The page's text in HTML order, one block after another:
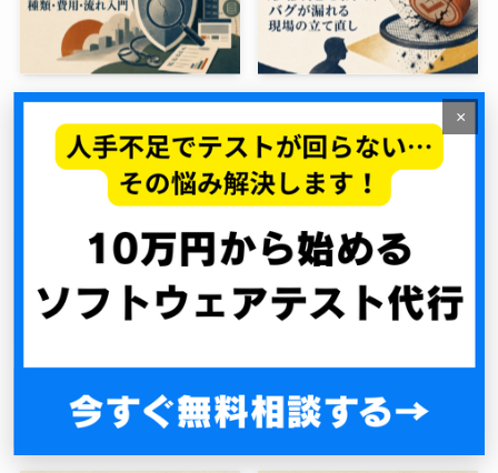
脆弱性診断とは？依頼前に
知る種類・費用・流れ入門
2026年8月7日
レビューの形骸化を防ぐ｜
バグが漏れる現場の立て直
し
2026年8月4日
｜観点表と抜け漏れ防止
2026年8月4日
類・やり方を全体像で解説
2026年8月2日
×